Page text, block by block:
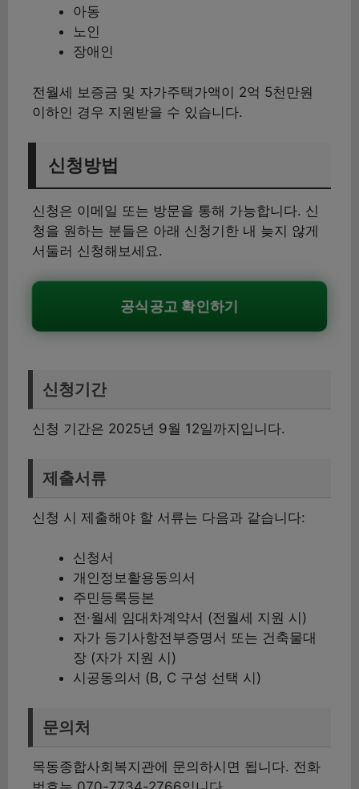
아동
노인
장애인
전월세 보증금 및 자가주택가액이 2억 5천만원
이하인 경우 지원받을 수 있습니다.
신청방법
신청은 이메일 또는 방문을 통해 가능합니다. 신
청을 원하는 분들은 아래 신청기한 내 늦지 않게
서둘러 신청해보세요.
공식공고 확인하기
신청기간
신청 기간은 2025년 9월 12일까지입니다.
제출서류
신청 시 제출해야 할 서류는 다음과 같습니다:
신청서
개인정보활용동의서
주민등록등본
전·월세 임대차계약서 (전월세 지원 시)
자가 등기사항전부증명서 또는 건축물대
장 (자가 지원 시)
시공동의서 (B, C 구성 선택 시)
문의처
목동종합사회복지관에 문의하시면 됩니다. 전화